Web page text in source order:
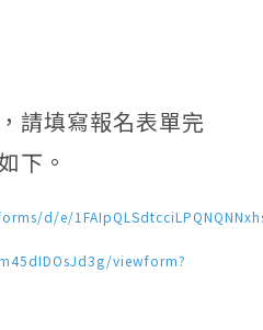
請填寫報名表單完
下。
d/e/
viewform?